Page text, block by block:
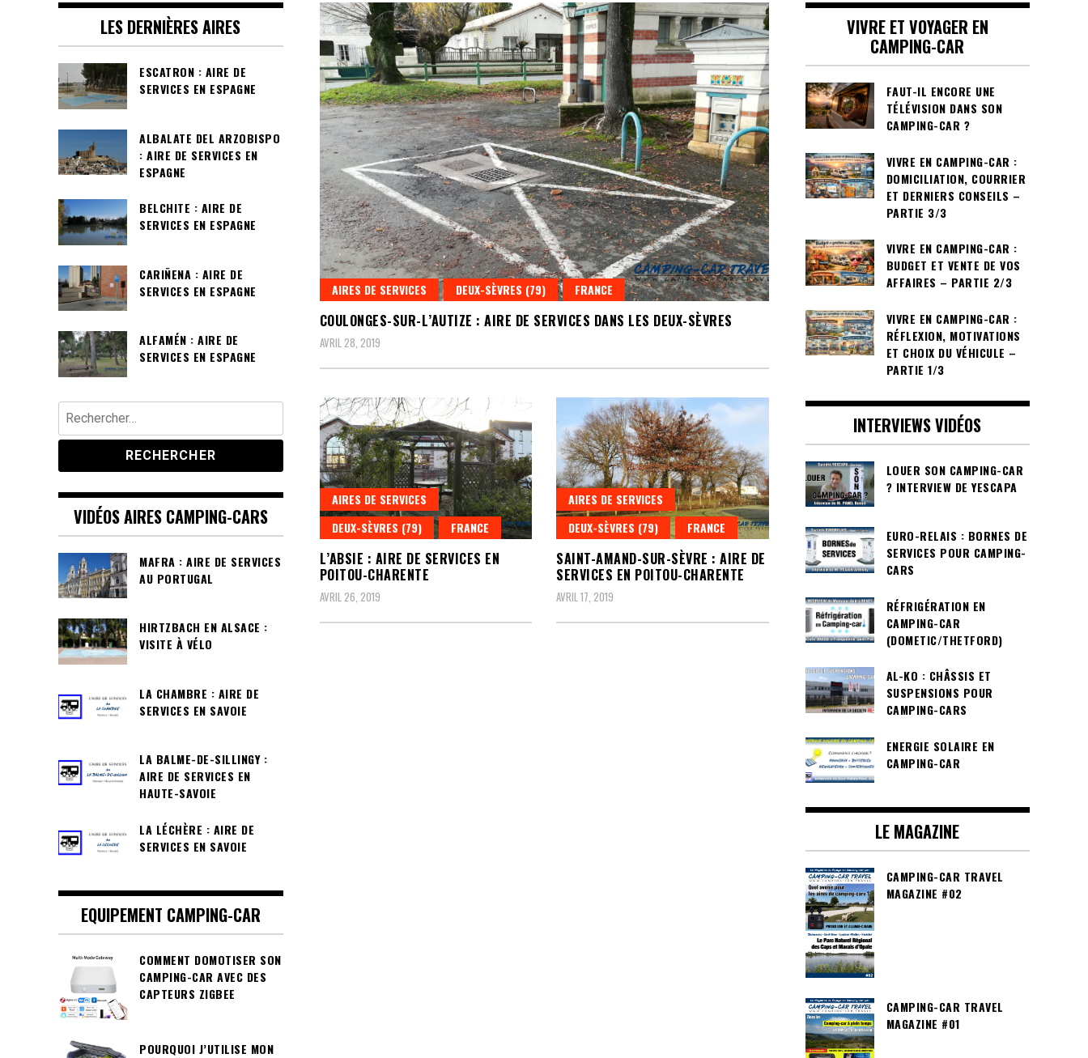
AIRES DE SERVICES DEUX-SÈVRES (79) FRANCE
COULONGES-SUR-L’AUTIZE : AIRE DE SERVICES DANS LES DEUX-SÈVRES
AVRIL 28, 2019
AIRES DE SERVICES
DEUX-SÈVRES (79)
FRANCE
L’ABSIE : AIRE DE SERVICES EN
POITOU-CHARENTE
AVRIL 26, 2019
AIRES DE SERVICES
DEUX-SÈVRES (79)
FRANCE
SAINT-AMAND-SUR-SÈVRE : AIRE DE
SERVICES EN POITOU-CHARENTE
AVRIL 17, 2019
LES DERNIÈRES AIRES
ESCATRON : AIRE DE
SERVICES EN ESPAGNE
ALBALATE DEL ARZOBISPO
: AIRE DE SERVICES EN
ESPAGNE
BELCHITE : AIRE DE
SERVICES EN ESPAGNE
CARIÑENA : AIRE DE
SERVICES EN ESPAGNE
ALFAMÉN : AIRE DE
SERVICES EN ESPAGNE
Rechercher :
VIDÉOS AIRES CAMPING-CARS
MAFRA : AIRE DE SERVICES
AU PORTUGAL
HIRTZBACH EN ALSACE :
VISITE À VÉLO
LA CHAMBRE : AIRE DE
SERVICES EN SAVOIE
LA BALME-DE-SILLINGY :
AIRE DE SERVICES EN
HAUTE-SAVOIE
LA LÉCHÈRE : AIRE DE
SERVICES EN SAVOIE
EQUIPEMENT CAMPING-CAR
COMMENT DOMOTISER SON
CAMPING-CAR AVEC DES
CAPTEURS ZIGBEE
POURQUOI J’UTILISE MON
VIVRE ET VOYAGER EN
CAMPING-CAR
FAUT-IL ENCORE UNE
TÉLÉVISION DANS SON
CAMPING-CAR ?
VIVRE EN CAMPING-CAR :
DOMICILIATION, COURRIER
ET DERNIERS CONSEILS –
PARTIE 3/3
VIVRE EN CAMPING-CAR :
BUDGET ET VENTE DE VOS
AFFAIRES – PARTIE 2/3
VIVRE EN CAMPING-CAR :
RÉFLEXION, MOTIVATIONS
ET CHOIX DU VÉHICULE –
PARTIE 1/3
INTERVIEWS VIDÉOS
LOUER SON CAMPING-CAR
? INTERVIEW DE YESCAPA
EURO-RELAIS : BORNES DE
SERVICES POUR CAMPING-
CARS
RÉFRIGÉRATION EN
CAMPING-CAR
(DOMETIC/THETFORD)
AL-KO : CHÂSSIS ET
SUSPENSIONS POUR
CAMPING-CARS
ENERGIE SOLAIRE EN
CAMPING-CAR
LE MAGAZINE
CAMPING-CAR TRAVEL
MAGAZINE #02
CAMPING-CAR TRAVEL
MAGAZINE #01